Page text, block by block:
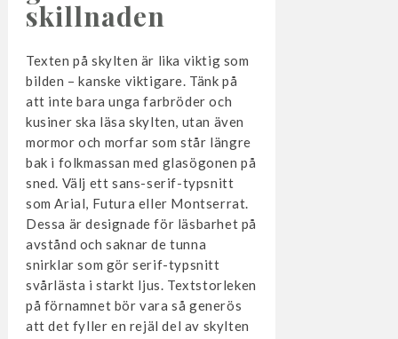
skillnaden
Texten på skylten är lika viktig som
bilden – kanske viktigare. Tänk på
att inte bara unga farbröder och
kusiner ska läsa skylten, utan även
mormor och morfar som står längre
bak i folkmassan med glasögonen på
sned. Välj ett sans-serif-typsnitt
som Arial, Futura eller Montserrat.
Dessa är designade för läsbarhet på
avstånd och saknar de tunna
snirklar som gör serif-typsnitt
svårlästa i starkt ljus. Textstorleken
på förnamnet bör vara så generös
att det fyller en rejäl del av skylten